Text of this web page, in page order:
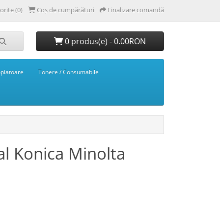
(0) Coș de cumpărături Finalizare comandă
0 produs(e) - 0.00RON
Tonere / Consumabile
Konica Minolta